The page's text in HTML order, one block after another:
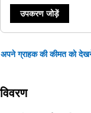
उपकरण जोड़ें
अपने ग्राहक की कीमत को
विवरण